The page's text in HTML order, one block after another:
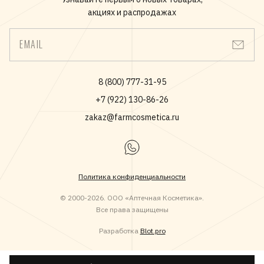
мускуса, нитромускуса, фталатов, а также других
ингредиентов, связанных с негативным воздействием
на здоровье людей или окружающую среду.
акциях и распродажах
EMAIL
8 (800) 777-31-95
+7 (922) 130-86-26
zakaz@farmcosmetica.ru
Политика конфиденциальности
© 2000-2026. ООО «Аптечная Косметика».
Все права защищены
Разработка Blot.pro